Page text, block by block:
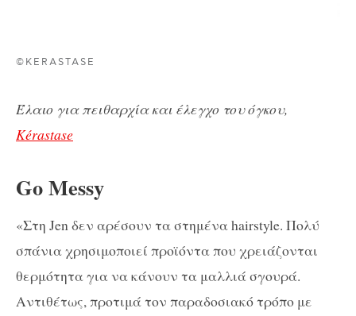
©KERASTASE
Έλαιο για πειθαρχία και έλεγχο του όγκου,
Kérastase
Go Messy
«Στη Jen δεν αρέσουν τα στημένα hairstyle. Πολύ
σπάνια χρησιμοποιεί προϊόντα που χρειάζονται
θερμότητα για να κάνουν τα μαλλιά σγουρά.
Αντιθέτως, προτιμά τον παραδοσιακό τρόπο με